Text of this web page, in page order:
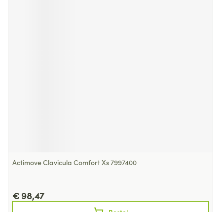
Actimove Clavicula Comfort Xs 7997400
€ 98,47